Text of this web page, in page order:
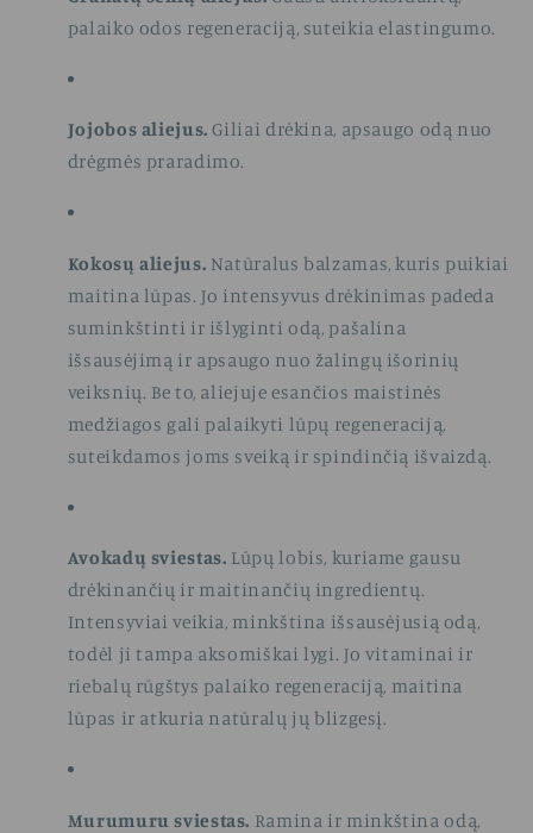
palaiko odos regeneraciją, suteikia elastingumo.
Jojobos aliejus. Giliai drėkina, apsaugo odą nuo
drėgmės praradimo.
Kokosų aliejus. Natūralus balzamas, kuris puikiai
maitina lūpas. Jo intensyvus drėkinimas padeda
suminkštinti ir išlyginti odą, pašalina
išsausėjimą ir apsaugo nuo žalingų išorinių
veiksnių. Be to, aliejuje esančios maistinės
medžiagos gali palaikyti lūpų regeneraciją,
suteikdamos joms sveiką ir spindinčią išvaizdą.
Avokadų sviestas. Lūpų lobis, kuriame gausu
drėkinančių ir maitinančių ingredientų.
Intensyviai veikia, minkština išsausėjusią odą,
todėl ji tampa aksomiškai lygi. Jo vitaminai ir
riebalų rūgštys palaiko regeneraciją, maitina
lūpas ir atkuria natūralų jų blizgesį.
Murumuru sviestas. Ramina ir minkština odą,